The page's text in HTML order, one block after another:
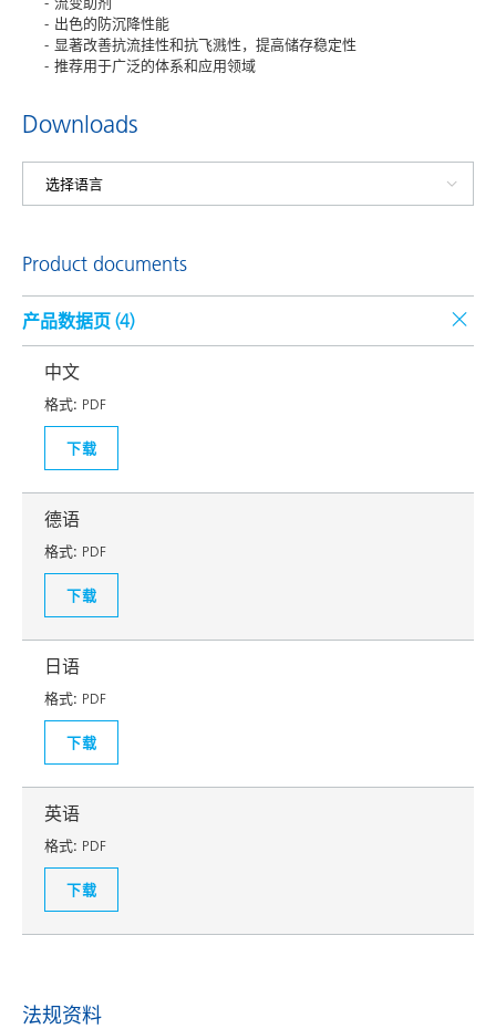
出色的防沉降性能
显著改善抗流挂性和抗飞溅性，提高储存稳定性
推荐用于广泛的体系和应用领域
Downloads
Product documents
产品数据页 (4)
中文
格式: PDF
下载
德语
格式: PDF
下载
日语
格式: PDF
下载
英语
格式: PDF
下载
法规资料